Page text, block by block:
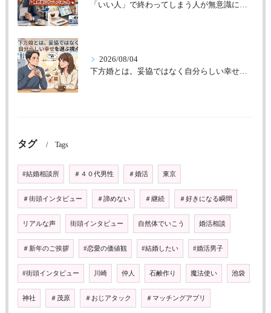
「いい人」で終わってしまう人が無意識にやっていること
2026/08/04
下方婚とは。妥協ではなく自分らしい幸せを選ぶ視点
タグ Tags
#結婚相談所 ＃４０代男性 ＃婚活 東京
＃街頭インタビュー ＃諦めない ＃継続 ＃好きになる瞬間
リアルな声 街頭インタビュー 自然体でいこう 婚活相談
＃新年のご挨拶 #恋愛の価値観 #結婚したい #婚活男子
#街頭インタビュー 川崎 仲人 石鹸作り 魔法使い 池袋
神社 ＃茂原 ＃おじアタック ＃マッチングアプリ